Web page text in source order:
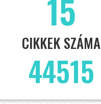
15
CIKKEK SZÁMA
44515